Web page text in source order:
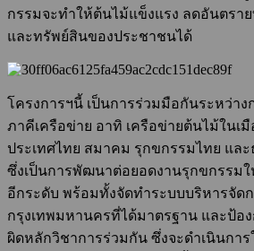
กรรมจะทำให้ต้นไม้แข็งแรง ลดอันตรา
และทรัพย์สินของประชาชนได้
โครงการฯนี้ เป็นการร่วมมือกันระหว่า
ภาคีเครือข่าย อาทิ เครือข่ายต้นไม้ในเ
ประเทศไทย สมาคม รุกขกรรมไทย แล
ซึ่งเป็นการพัฒนาต่อยอดงานรุกขกรรม
อีกระดับ พร้อมทั้งจัดทำระบบบริหารจัด
กรุงเทพมหานครที่ได้มาตรฐาน และป้อ
ผิดหลักวิชาการร่วมกัน ซึ่งจะดำเนินการ